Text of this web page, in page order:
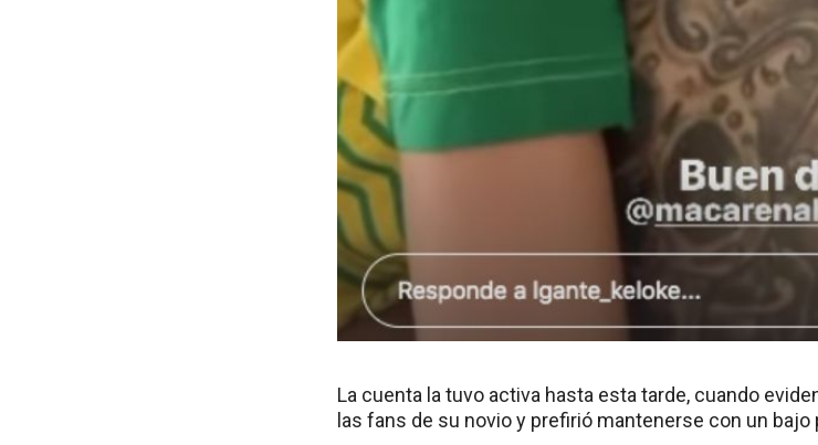
La cuenta la tuvo activa hasta esta tarde, cuando
las fans de su novio y prefirió mantenerse con un bajo